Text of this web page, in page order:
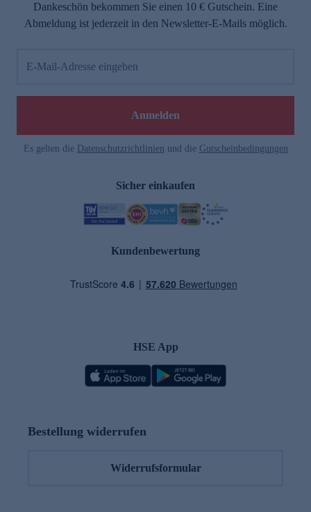
Dankeschön bekommen Sie einen 10 € Gutschein. Eine
Abmeldung ist jederzeit in den Newsletter-E-Mails möglich.
E-Mail-Adresse eingeben
Anmelden
Es gelten die Datenschutzrichtlinien und die Gutscheinbedingungen
Sicher einkaufen
Kundenbewertung
HSE App
Bestellung widerrufen
Widerrufsformular